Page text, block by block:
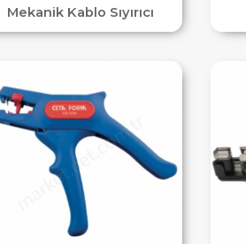
Mekanik Kablo Sıyırıcı